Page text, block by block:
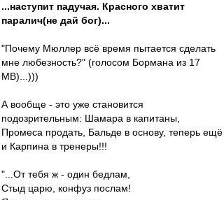
...наступит падучая. Красного хватит
паралич(не дай бог)...
"Почему Мюллер всё время пытается сделать
мне любезность?" (голосом Бормана из 17
МВ)...)))
А вообще - это уже становится
подозрительным: Шамара в капитаны,
Промеса продать, Бальде в основу, теперь ещё
и Карпина в тренеры!!!
"...От тебя ж - один бедлам,
Стыд царю, конфуз послам!